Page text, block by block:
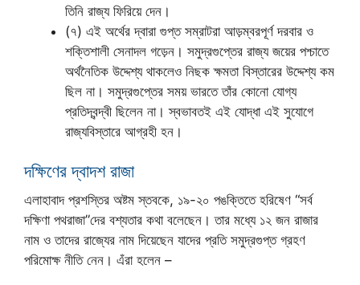
তিনি রাজ্য ফিরিয়ে দেন।
(৭) এই অর্থের দ্বারা গুপ্ত সম্রাটরা আড়ম্বরপূর্ণ দরবার ও
শক্তিশালী সেনাদল গড়েন। সমুদ্রগুপ্তের রাজ্য জয়ের পশ্চাতে
অর্থনৈতিক উদ্দেশ্য থাকলেও নিছক ক্ষমতা বিস্তারের উদ্দেশ্য কম
ছিল না। সমুদ্রগুপ্তের সময় ভারতে তাঁর কোনো যোগ্য
প্রতিদ্বন্দ্বী ছিলেন না। স্বভাবতই এই যোদ্ধা এই সুযোগে
রাজ্যবিস্তারে আগ্রহী হন।
দক্ষিণের দ্বাদশ রাজা
এলাহাবাদ প্রশস্তির অষ্টম স্তবকে, ১৯-২০ পঙক্তিতে হরিষেণ “সর্ব
দক্ষিণা পথরাজা”দের বশ্যতার কথা বলেছেন। তার মধ্যে ১২ জন রাজার
নাম ও তাদের রাজ্যের নাম দিয়েছেন যাদের প্রতি সমুদ্রগুপ্ত গ্রহণ
পরিমোক্ষ নীতি নেন। এঁরা হলেন –